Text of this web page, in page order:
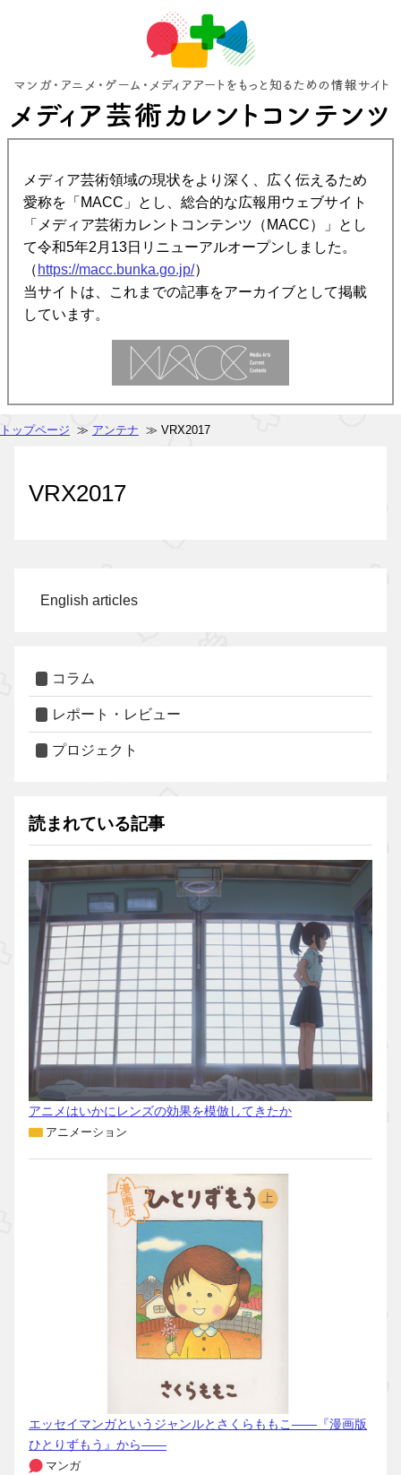
メディア芸術領域の現状をより深く、広く伝えるため
愛称を「MACC」とし、総合的な広報用ウェブサイト
「メディア芸術カレントコンテンツ（MACC）」とし
て令和5年2月13日リニューアルオープンしました。
（ https://macc.bunka.go.jp/）
当サイトは、これまでの記事をアーカイブとして掲載
しています。
トップページ ≫ アンテナ ≫ VRX2017
VRX2017
English articles
コラム
レポート・レビュー
プロジェクト
読まれている記事
アニメはいかにレンズの効果を模倣してきたか
アニメーション
エッセイマンガというジャンルとさくらももこ――『漫画版
ひとりずもう』から――
マンガ